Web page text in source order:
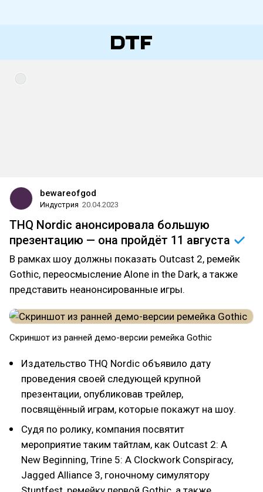
bewareofgod
Индустрия 20.04.2023
THQ Nordic анонсировала большую
презентацию — она пройдёт 11 августа
В рамках шоу должны показать Outcast 2, ремейк
Gothic, переосмысление Alone in the Dark, а также
представить неанонсированные игры.
Скриншот из ранней демо-версии ремейка Gothic
Издательство THQ Nordic объявило дату
проведения своей следующей крупной
презентации, опубликовав трейлер,
посвящённый играм, которые покажут на шоу.
Судя по ролику, компания посвятит
мероприятие таким тайтлам, как Outcast 2: A
New Beginning, Trine 5: A Clockwork Conspiracy,
Jagged Alliance 3, гоночному симулятору